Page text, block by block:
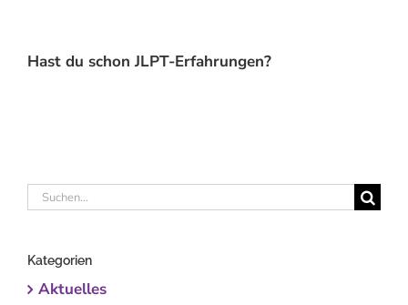
Hast du schon JLPT-Erfahrungen?
Suche
Kategorien
Aktuelles